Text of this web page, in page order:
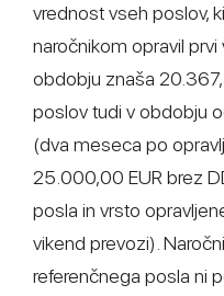
vrednost vseh poslov,
naročnikom opravil
obdobju znaša
poslov tudi v obdobju
(dva meseca po
25.000,00 EUR brez
posla in vrsto
vikend prevozi).
referenčnega posla ni